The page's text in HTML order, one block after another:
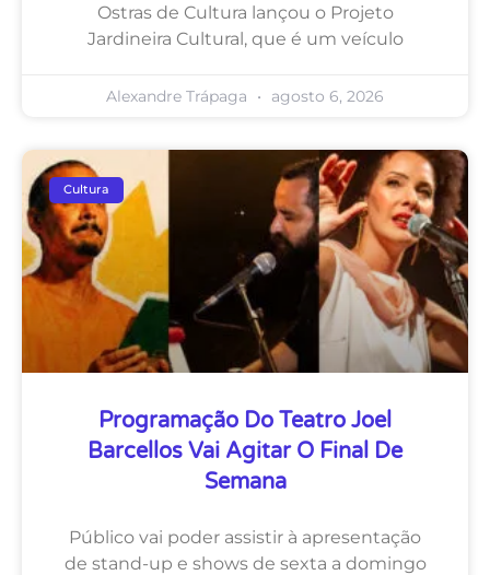
Ostras de Cultura lançou o Projeto
Jardineira Cultural, que é um veículo
Alexandre Trápaga agosto 6, 2026
Cultura
Programação Do Teatro Joel
Barcellos Vai Agitar O Final De
Semana
Público vai poder assistir à apresentação
de stand-up e shows de sexta a domingo